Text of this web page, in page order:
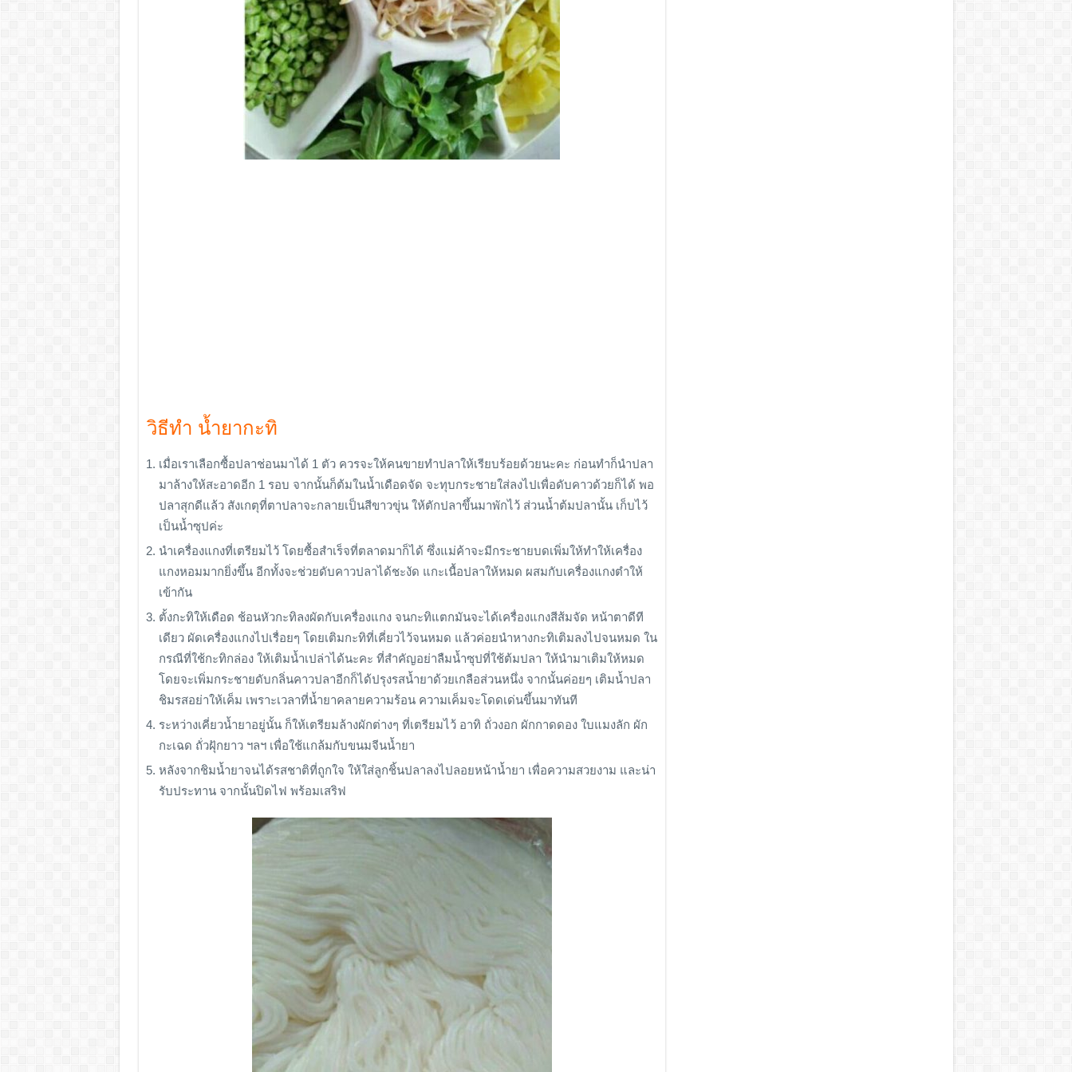
วิธีทำ น้ำยากะทิ
เมื่อเราเลือกซื้อปลาช่อนมาได้ 1 ตัว ควรจะให้คนขายทำปลาให้เรียบร้อยด้วยนะคะ ก่อนทำก็นำปลา
มาล้างให้สะอาดอีก 1 รอบ จากนั้นก็ต้มในน้ำเดือดจัด จะทุบกระชายใส่ลงไปเพื่อดับคาวด้วยก็ได้ พอ
ปลาสุกดีแล้ว สังเกตุที่ตาปลาจะกลายเป็นสีขาวขุ่น ให้ตักปลาขึ้นมาพักไว้ ส่วนน้ำต้มปลานั้น เก็บไว้
เป็นน้ำซุปค่ะ
นำเครื่องแกงที่เตรียมไว้ โดยซื้อสำเร็จที่ตลาดมาก็ได้ ซึ่งแม่ค้าจะมีกระชายบดเพิ่มให้ทำให้เครื่อง
แกงหอมมากยิ่งขึ้น อีกทั้งจะช่วยดับคาวปลาได้ชะงัด แกะเนื้อปลาให้หมด ผสมกับเครื่องแกงตำให้
เข้ากัน
ตั้งกะทิให้เดือด ช้อนหัวกะทิลงผัดกับเครื่องแกง จนกะทิแตกมันจะได้เครื่องแกงสีส้มจัด หน้าตาดีที
เดียว ผัดเครื่องแกงไปเรื่อยๆ โดยเติมกะทิที่เคี่ยวไว้จนหมด แล้วค่อยนำหางกะทิเติมลงไปจนหมด ใน
กรณีที่ใช้กะทิกล่อง ให้เติมน้ำเปล่าได้นะคะ ที่สำคัญอย่าลืมน้ำซุปที่ใช้ต้มปลา ให้นำมาเติมให้หมด
โดยจะเพิ่มกระชายดับกลิ่นคาวปลาอีกก็ได้ปรุงรสน้ำยาด้วยเกลือส่วนหนึ่ง จากนั้นค่อยๆ เติมน้ำปลา
ชิมรสอย่าให้เค็ม เพราะเวลาที่น้ำยาคลายความร้อน ความเค็มจะโดดเด่นขึ้นมาทันที
ระหว่างเคี่ยวน้ำยาอยู่นั้น ก็ให้เตรียมล้างผักต่างๆ ที่เตรียมไว้ อาทิ ถั่วงอก ผักกาดดอง ใบแมงลัก ผัก
กะเฉด ถั่วฝุักยาว ฯลฯ เพื่อใช้แกล้มกับขนมจีนน้ำยา
หลังจากชิมน้ำยาจนได้รสชาติที่ถูกใจ ให้ใส่ลูกชิ้นปลาลงไปลอยหน้าน้ำยา เพื่อความสวยงาม และน่า
รับประทาน จากนั้นปิดไฟ พร้อมเสริฟ